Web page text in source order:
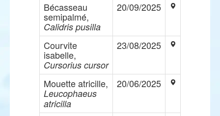
Bécasseau
semipalmé,
Calidris pusilla
20/09/2025
Courvite
isabelle,
Cursorius cursor
23/08/2025
Mouette atricille,
Leucophaeus
atricilla
20/06/2025